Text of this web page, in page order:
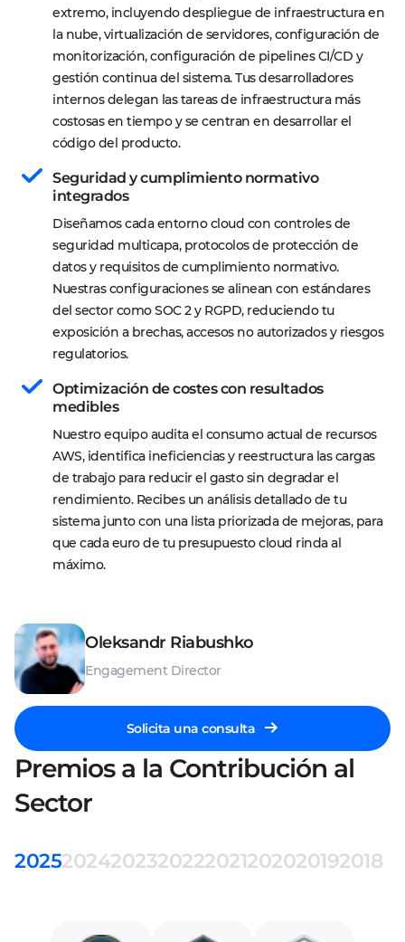
Oleksandr Riabushko
Engagement Director
Solicita una consulta
extremo, incluyendo despliegue de infraestructura en
la nube, virtualización de servidores, configuración de
monitorización, configuración de pipelines CI/CD y
gestión continua del sistema. Tus desarrolladores
internos delegan las tareas de infraestructura más
costosas en tiempo y se centran en desarrollar el
código del producto.
Seguridad y cumplimiento normativo
integrados
Diseñamos cada entorno cloud con controles de
seguridad multicapa, protocolos de protección de
datos y requisitos de cumplimiento normativo.
Nuestras configuraciones se alinean con estándares
del sector como SOC 2 y RGPD, reduciendo tu
exposición a brechas, accesos no autorizados y riesgos
regulatorios.
Optimización de costes con resultados
medibles
Nuestro equipo audita el consumo actual de recursos
AWS, identifica ineficiencias y reestructura las cargas
de trabajo para reducir el gasto sin degradar el
rendimiento. Recibes un análisis detallado de tu
sistema junto con una lista priorizada de mejoras, para
que cada euro de tu presupuesto cloud rinda al
máximo.
Premios a la Contribución al
Sector
20252024202320222021202020192018